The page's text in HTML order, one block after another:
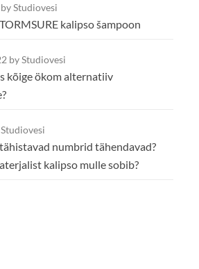
by Studiovesi
kalipso šampoon
by Studiovesi
kõige ökom alternatiiv
numbrid tähendavad?
kalipso mulle sobib?